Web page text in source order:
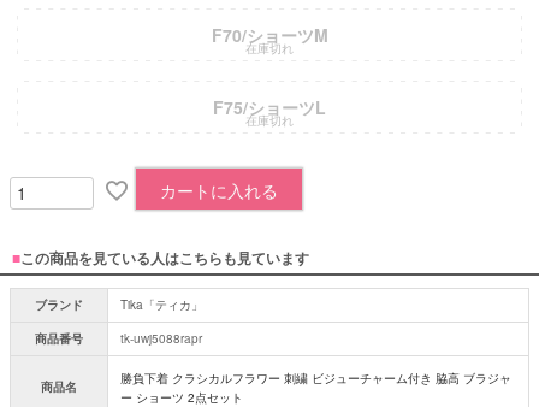
F70/ショーツM
在庫切れ
F75/ショーツL
在庫切れ
カートに入れる
■この商品を見ている人はこちらも見ています
ブランド
Tika「ティカ」
商品番号
tk-uwj5088rapr
商品名
勝負下着 クラシカルフラワー 刺繍 ビジューチャーム付き 脇高 ブラジャ
ー ショーツ 2点セット